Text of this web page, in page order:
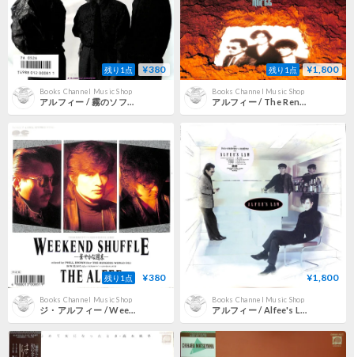
残り1点 ¥380
Books Channel Music Shop
アルフィー / 霧のソフィア［※日本盤 品番:7A0526］(7inchシングル)
残り1点 ¥1,800
Books Channel Music Shop
アルフィー / The Renaissance [※国内盤,品番:C30A0357］(LPレコード)
残り1点 ¥380
Books Channel Music Shop
ジ・アルフィー / Weekend Shuffle -華やかな週末-［※日本盤 品番:7A0827］(7inchシングル)
¥1,800
Books Channel Music Shop
アルフィー / Alfee's Law [※国内盤,品番:C28A0290］[未開封品](LPレコード)